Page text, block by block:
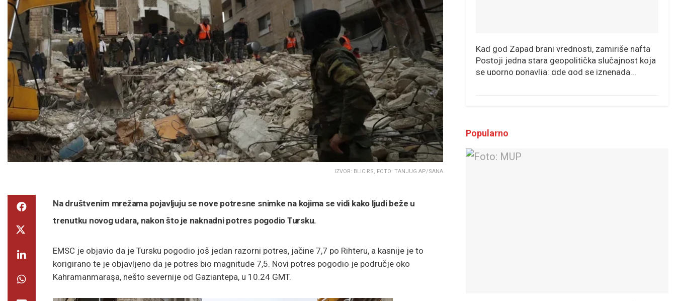
IZVOR: BLIC.RS, FOTO: TANJUG AP/SANA
Na društvenim mrežama pojavljuju se nove potresne snimke na kojima se vidi kako ljudi beže u
trenutku novog udara, nakon što je naknadni potres pogodio Tursku.
EMSC je objavio da je Tursku pogodio još jedan razorni potres, jačine 7,7 po Rihteru, a kasnije je to
korigirano te je objavljeno da je potres bio magnitude 7,5. Novi potres pogodio je područje oko
Kahramanmaraşa, nešto severnije od Gaziantepa, u 10.24 GMT.
Kad god Zapad brani vrednosti, zamiriše nafta
Postoji jedna stara geopolitička slučajnost koja
se uporno ponavlja: gde god se iznenada...
Popularno